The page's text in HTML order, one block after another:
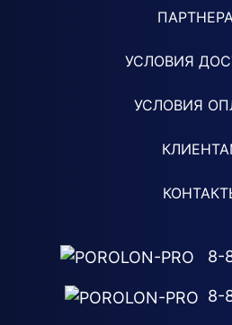
УСЛОВИЯ
УСЛОВИЯ
8-
8-